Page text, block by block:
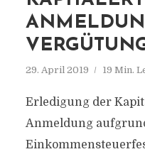
29. April 2019 19 Min.
Erledigung der
Anmeldung